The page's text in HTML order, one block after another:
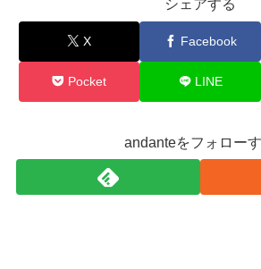
シェアする
X Facebook
Pocket LINE
andanteをフォロー